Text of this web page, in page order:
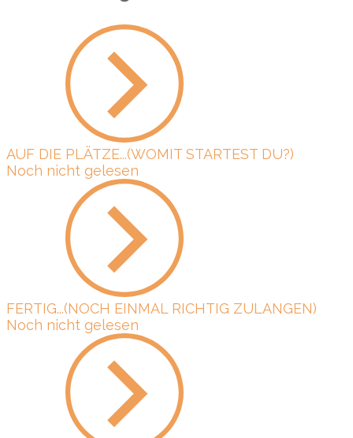
AUF DIE PLÄTZE...(WOMIT STARTEST DU?)
Noch nicht gelesen
FERTIG...(NOCH EINMAL RICHTIG ZULANGEN)
Noch nicht gelesen